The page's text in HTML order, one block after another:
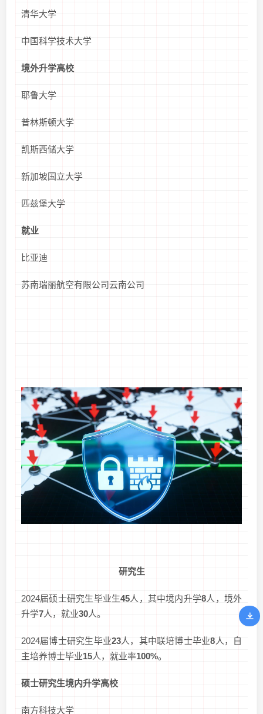
清华大学
中国科学技术大学
境外升学高校
耶鲁大学
普林斯顿大学
凯斯西储大学
新加坡国立大学
匹兹堡大学
就业
比亚迪
苏南瑞丽航空有限公司云南公司
研究生
2024届硕士研究生毕业生45人，其中境内升学8人，境外
升学7人，就业30人。
2024届博士研究生毕业23人，其中联培博士毕业8人，自
主培养博士毕业15人，就业率100%。
硕士研究生境内升学高校
南方科技大学